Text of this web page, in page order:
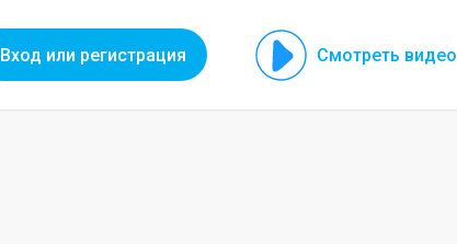
Вход или регистрация Смотреть видео